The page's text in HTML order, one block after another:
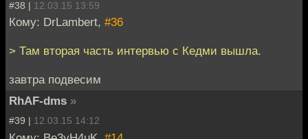
#38 | 12.03.15 13:59
Кому: DrLambert, #36
> Там вторая часть интервью с Кедми вышла.
завтра подвесим
RhAF-dms »
#39 | 12.03.15 14:12